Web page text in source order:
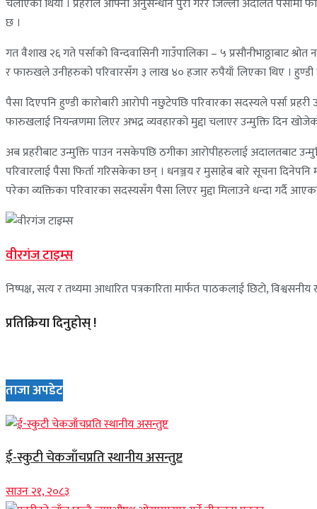
चलाएको थियो । प्रहरीले आफ्नो अनुसन्धान पुरा गरेर जिल्ला अदालत पर्सामा
छ ।
गत वैशाख २६ गते पर्साको विन्दवासिनी गाउँपालिका – ५ प्रसौनीभाठ्ठाबाट
र फारुखले उनीहरुको परिवारसँग ३ लाख ४० हजार रुपैयाँ लिएका थिए ।
पैसा दिएपनि हुण्डी कारोबारी आरोपी नछुटेपछि परिवारका सदस्यले पर्सा
फारुखलाई नियन्त्रणमा लिएर अभद्र व्यवहारको मुद्दा चलाएर उन्मुक्ति दिन
अब प्रहरीबाट उन्मुक्ति पाउन नसकेपछि ठगीका आरोपीहरुलाई अदालतबाट
परिवारलाई पैसा फिर्ता गरिसकेका छन् । धनञ्जय र मुसाहेब बारे सूचना दिनेपनि
परेका व्यक्तिका परिवारका सदस्यसँग पैसा लिएर मुद्दा मिलाउने धन्दा गर्दै
वीरगंज टाइम्स
निष्पक्ष, सत्य र तथ्यमा आधारित पत्रकारिता मार्फत पाठकलाई छिटो,
प्रतिक्रिया दिनुहोस् !
ताजा अपडेट
ई-स्कुटी चेकजाँचप्रति स्थानीय असन्तुष्ट
साउन २१, २०८३